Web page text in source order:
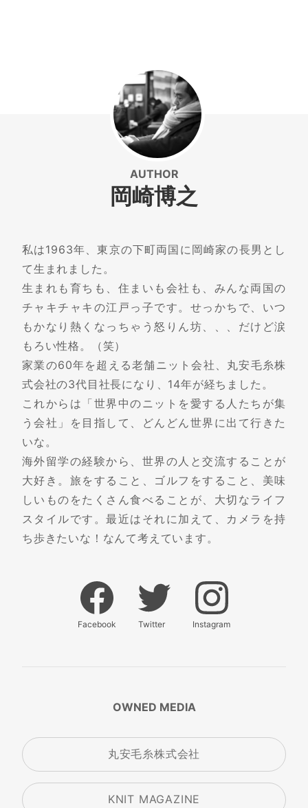
AUTHOR
岡崎博之
私は1963年、東京の下町両国に岡崎家の長男とし
て生まれました。
生まれも育ちも、住まいも会社も、みんな両国の
チャキチャキの江戸っ子です。せっかちで、いつ
もかなり熱くなっちゃう怒りん坊、、、だけど涙
もろい性格。（笑）
家業の60年を超える老舗ニット会社、丸安毛糸株
式会社の3代目社長になり、14年が経ちました。
これからは「世界中のニットを愛する人たちが集
う会社」を目指して、どんどん世界に出て行きた
いな。
海外留学の経験から、世界の人と交流することが
大好き。旅をすること、ゴルフをすること、美味
しいものをたくさん食べることが、大切なライフ
スタイルです。最近はそれに加えて、カメラを持
ち歩きたいな！なんて考えています。
Facebook Twitter Instagram
OWNED MEDIA
丸安毛糸株式会社
KNIT MAGAZINE